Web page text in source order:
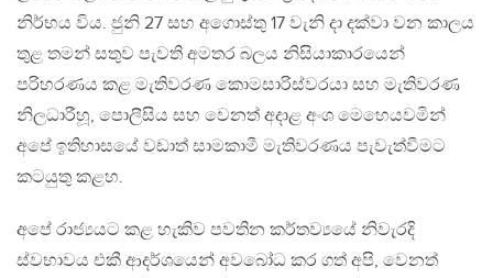
නිර්භය විය. ජුනි 27 සහ අගොස්තු 17 වැනි දා දක්වා වන කාලය
තුළ තමන් සතුව පැවති අමතර බලය නිසියාකාරයෙන්
පරිහරණය කළ මැතිවරණ කොමසාරිස්වරයා සහ මැතිවරණ
නිලධාරීහූ, පොලීසිය සහ වෙනත් අදාළ අංශ මෙහෙයවමින්
අපේ ඉතිහාසයේ වඩාත් සාමකාමී මැතිවරණය පැවැත්වීමට
කටයුතු කළහ.
අපේ රාජ්‍යයට කළ හැකිව පවතින කර්තව්‍යයේ නිවැරදි
ස්වභාවය එකී ආදර්ශයෙන් අවබෝධ කර ගත් අපි, වෙනත්